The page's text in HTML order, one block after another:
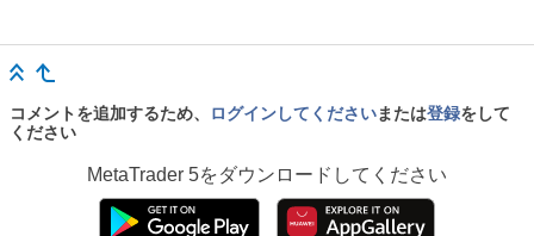
コメントを追加するため、 ログインしてくださいまたは登録をして
ください
MetaTrader 5をダウンロードしてください